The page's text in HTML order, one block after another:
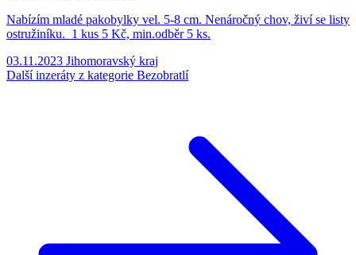
Nabízím mladé pakobylky vel. 5-8 cm. Nenáročný chov, živí se listy
ostružiníku. 1 kus 5 Kč, min.odběr 5 ks.
03.11.2023 Jihomoravský kraj
Další inzeráty z kategorie Bezobratlí